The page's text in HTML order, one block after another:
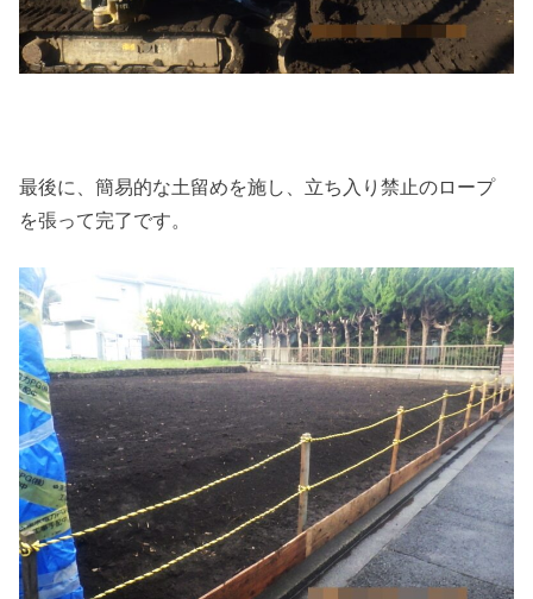
最後に、簡易的な土留めを施し、立ち入り禁止のロープ
を張って完了です。